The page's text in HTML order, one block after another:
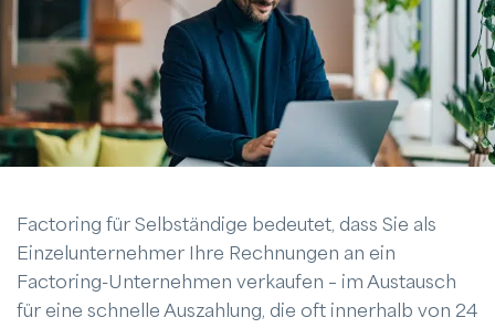
Factoring für Selbständige bedeutet, dass Sie als
Einzelunternehmer Ihre Rechnungen an ein
Factoring-Unternehmen verkaufen – im Austausch
für eine schnelle Auszahlung, die oft innerhalb von 24